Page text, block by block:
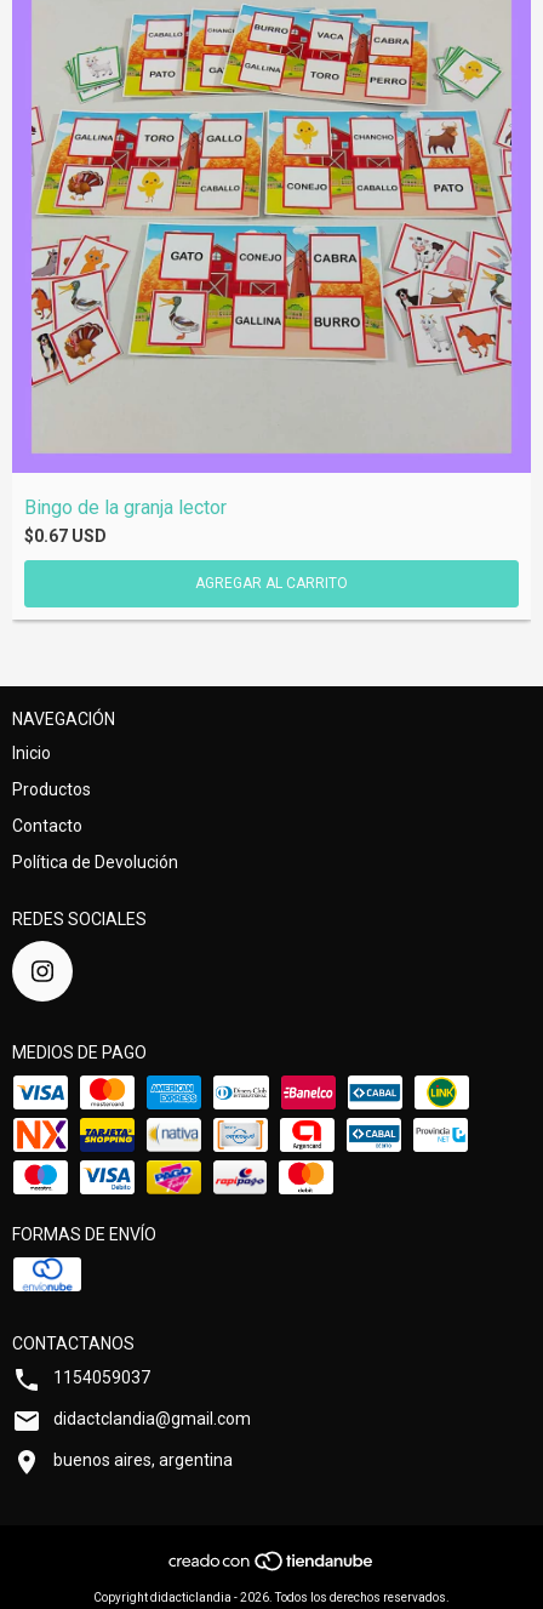
Bingo de la granja lector
$0.67 USD
NAVEGACIÓN
Inicio
Productos
Contacto
Política de Devolución
REDES SOCIALES
MEDIOS DE PAGO
FORMAS DE ENVÍO
CONTACTANOS
1154059037
didactclandia@gmail.com
buenos aires, argentina
Copyright didacticlandia - 2026. Todos los derechos reservados.